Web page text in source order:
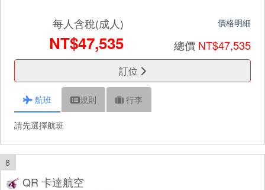
每人含稅(成人)
NT$47,535
價格明細
總價 NT$47,535
訂位
航班 規則 行李
請先選擇航班
8
QR 卡達航空